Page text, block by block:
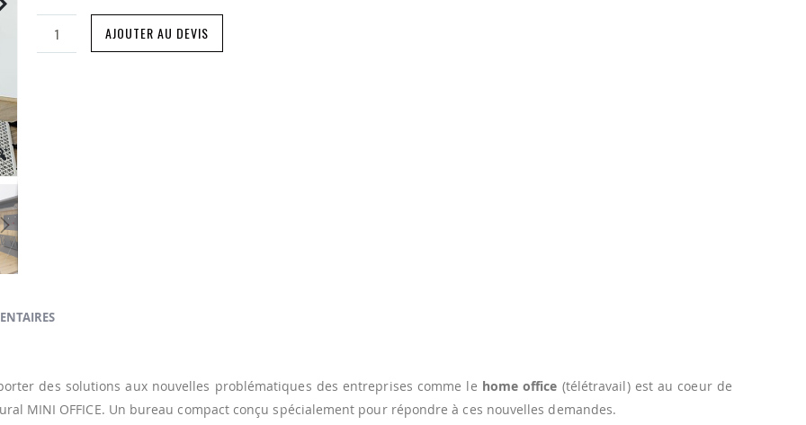
AJOUTER AU DEVIS
des solutions aux nouvelles problématiques des entreprises comme le home office (télétravail) est au coeur de
MINI OFFICE. Un bureau compact conçu spécialement pour répondre à ces nouvelles demandes.